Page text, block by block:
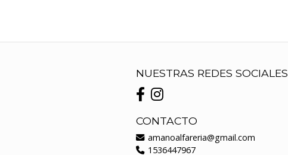
NUESTRAS REDES SOCIALES
CONTACTO
amanoalfareria@gmail.com
1536447967